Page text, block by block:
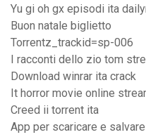
Yu gi oh gx episodi ita
Buon natale biglietto
Torrentz_trackid=sp-006
I racconti dello zio tom
Download winrar ita crack
It horror movie online
Creed ii torrent ita
App per scaricare e